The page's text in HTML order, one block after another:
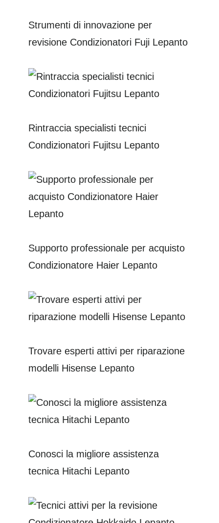
Strumenti di innovazione per
revisione Condizionatori Fuji Lepanto
Rintraccia specialisti tecnici
Condizionatori Fujitsu Lepanto
Supporto professionale per acquisto
Condizionatore Haier Lepanto
Trovare esperti attivi per riparazione
modelli Hisense Lepanto
Conosci la migliore assistenza
tecnica Hitachi Lepanto